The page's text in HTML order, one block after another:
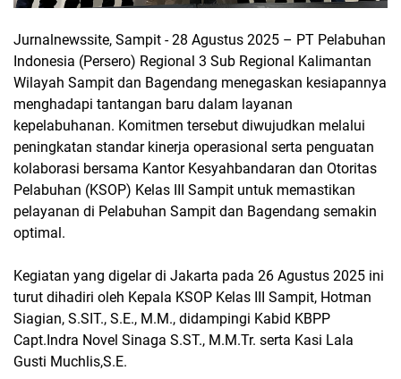
Jurnalnewssite, Sampit - 28 Agustus 2025 – PT Pelabuhan
Indonesia (Persero) Regional 3 Sub Regional Kalimantan
Wilayah Sampit dan Bagendang menegaskan kesiapannya
menghadapi tantangan baru dalam layanan
kepelabuhanan. Komitmen tersebut diwujudkan melalui
peningkatan standar kinerja operasional serta penguatan
kolaborasi bersama Kantor Kesyahbandaran dan Otoritas
Pelabuhan (KSOP) Kelas III Sampit untuk memastikan
pelayanan di Pelabuhan Sampit dan Bagendang semakin
optimal.
Kegiatan yang digelar di Jakarta pada 26 Agustus 2025 ini
turut dihadiri oleh Kepala KSOP Kelas III Sampit, Hotman
Siagian, S.SIT., S.E., M.M., didampingi Kabid KBPP
Capt.Indra Novel Sinaga S.ST., M.M.Tr. serta Kasi Lala
Gusti Muchlis,S.E.